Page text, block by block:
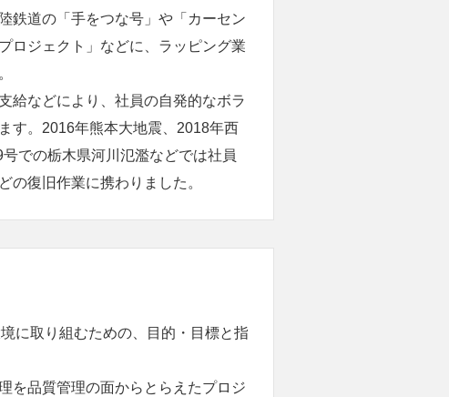
鉄道の「手をつな号」や「カーセン
ロジェクト」などに、ラッピング業
給などにより、社員の自発的なボラ
す。2016年熊本大地震、2018年西
での栃木県河川氾濫などでは社員
の復旧作業に携わりました。
に取り組むための、目的・目標と指
を品質管理の面からとらえたプロジ